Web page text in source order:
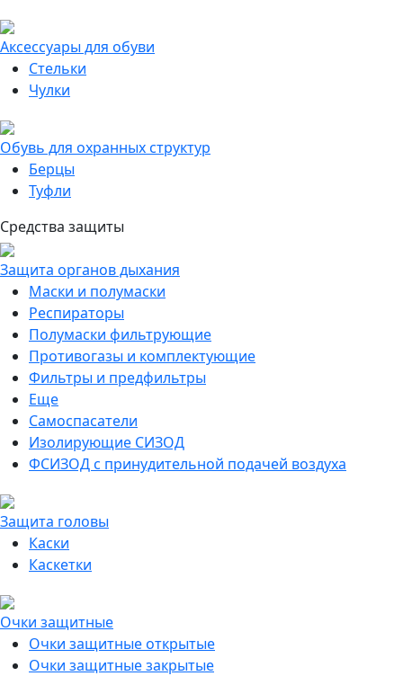
Аксессуары для обуви
Стельки
Чулки
Обувь для охранных структур
Берцы
Туфли
Средства защиты
Защита органов дыхания
Маски и полумаски
Респираторы
Полумаски фильтрующие
Противогазы и комплектующие
Фильтры и предфильтры
Еще
Самоспасатели
Изолирующие СИЗОД
ФСИЗОД с принудительной подачей воздуха
Защита головы
Каски
Каскетки
Очки защитные
Очки защитные открытые
Очки защитные закрытые